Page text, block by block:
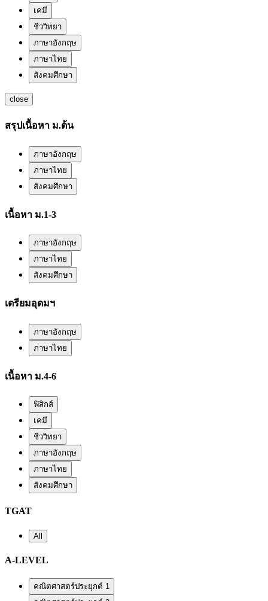
เคมี
ชีววิทยา
ภาษาอังกฤษ
ภาษาไทย
สังคมศึกษา
close
สรุปเนื้อหา ม.ต้น
ภาษาอังกฤษ
ภาษาไทย
สังคมศึกษา
เนื้อหา ม.1-3
ภาษาอังกฤษ
ภาษาไทย
สังคมศึกษา
เตรียมอุดมฯ
ภาษาอังกฤษ
ภาษาไทย
เนื้อหา ม.4-6
ฟิสิกส์
เคมี
ชีววิทยา
ภาษาอังกฤษ
ภาษาไทย
สังคมศึกษา
TGAT
All
A-LEVEL
คณิตศาสตร์ประยุกต์ 1